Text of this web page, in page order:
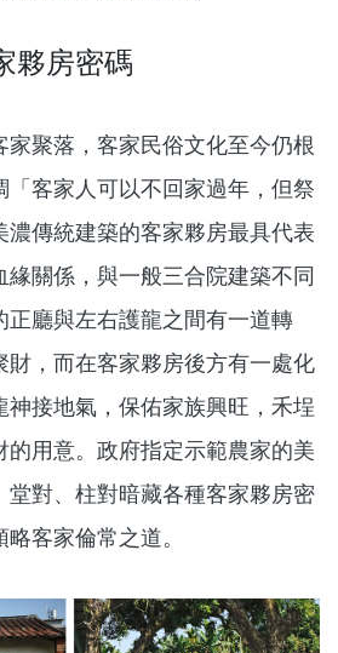
夥房密碼
聚落，客家民俗文化至今仍根
「客家人可以不回家過年，但祭
濃傳統建築的客家夥房最具代表
關係，與一般三合院建築不同
正廳與左右護龍之間有一道轉
財，而在客家夥房後方有一處化
神接地氣，保佑家族興旺，禾埕
的用意。政府指定示範農家的美
堂對、柱對暗藏各種客家夥房密
客家倫常之道。